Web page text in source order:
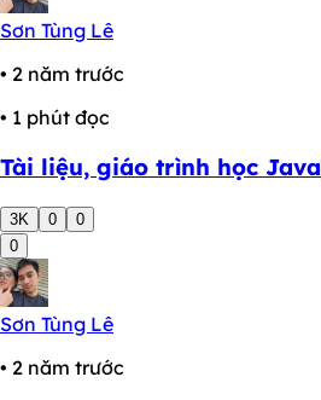
Sơn Tùng Lê
• 2 năm trước
• 1 phút đọc
Tài liệu, giáo trình học Java
3K 0
0
0
Sơn Tùng Lê
• 2 năm trước